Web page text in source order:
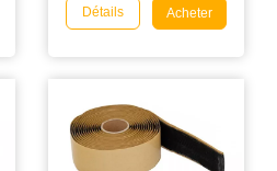
Détails Acheter